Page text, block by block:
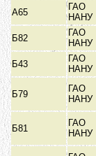
А65
ГАО
НАНУ
Б82
ГАО
НАНУ
Б43
ГАО
НАНУ
Б79
ГАО
НАНУ
Б81
ГАО
НАНУ